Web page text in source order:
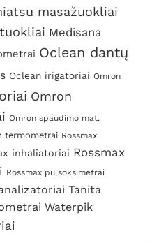
masažuokliai
Medisana
Oclean dantų
Oclean irigatoriai Omron
Omron
Omron spaudimo mat.
termometrai Rossmax
inhaliatoriai Rossmax
Rossmax pulsoksimetrai
Tanita
Waterpik